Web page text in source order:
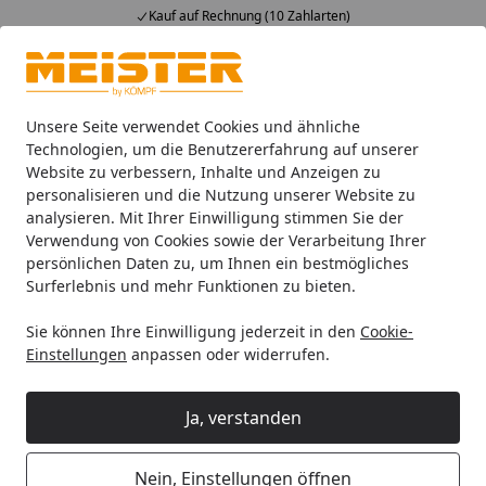
Unsere Seite verwendet Cookies und ähnliche
Technologien, um die Benutzererfahrung auf unserer
Website zu verbessern, Inhalte und Anzeigen zu
personalisieren und die Nutzung unserer Website zu
analysieren. Mit Ihrer Einwilligung stimmen Sie der
Verwendung von Cookies sowie der Verarbeitung Ihrer
persönlichen Daten zu, um Ihnen ein bestmögliches
Surferlebnis und mehr Funktionen zu bieten.
Sie können Ihre Einwilligung jederzeit in den Cookie-
Einstellungen anpassen oder widerrufen.
Ja, verstanden
Nein, Einstellungen öffnen
Kauf auf Rechnung (10 Zahlarten)
Alle Produkte
Mein Konto
Suchen
Startseite
Handmuster Meister Laminatboden MeisterDesign.
Handmuster Meister Laminatboden
MeisterDesign. laminate LD 150
1288 x 198 x 8 mm 07122
Felseneiche sand Porensynchron-
Struktur